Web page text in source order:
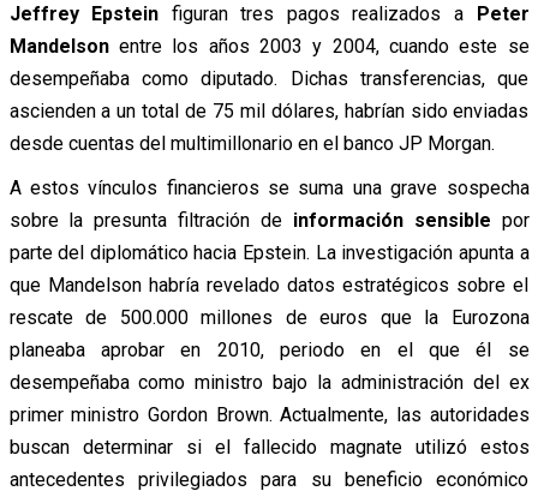
Jeffrey Epstein figuran tres pagos realizados a Peter
Mandelsonentre los años 2003 y 2004, cuando este se
desempeñaba como diputado. Dichas transferencias, que
ascienden a un total de 75 mil dólares, habrían sido enviadas
desde cuentas del multimillonario en el banco JP Morgan.
A estos vínculos financieros se suma una grave sospecha
sobre la presunta filtración de información sensible por
parte del diplomático hacia Epstein. La investigación apunta a
que Mandelson habría revelado datos estratégicos sobre el
rescate de 500.000 millones de euros que la Eurozona
planeaba aprobar en 2010, periodo en el que él se
desempeñaba como ministro bajo la administración del ex
primer ministro Gordon Brown. Actualmente, las autoridades
buscan determinar si el fallecido magnate utilizó estos
antecedentes privilegiados para su beneficio económico